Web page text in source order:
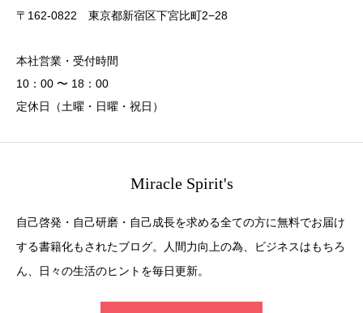
〒162-0822 東京都新宿区下宮比町2−28
本社営業・受付時間
10：00 〜 18：00
定休日（土曜・日曜・祝日）
Miracle Spirit's
自己啓発・自己研磨・自己成長を求める全ての方に無料でお届け
する書籍化もされたブログ。人間力向上の為、ビジネスはもちろ
ん、日々の生活のヒントを毎日更新。